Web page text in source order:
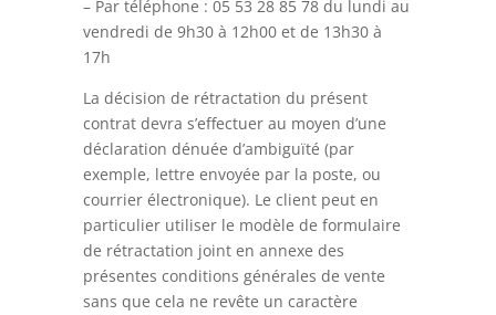
– Par téléphone : 05 53 28 85 78 du lundi au
vendredi de 9h30 à 12h00 et de 13h30 à
17h
La décision de rétractation du présent
contrat devra s’effectuer au moyen d’une
déclaration dénuée d’ambiguïté (par
exemple, lettre envoyée par la poste, ou
courrier électronique). Le client peut en
particulier utiliser le modèle de formulaire
de rétractation joint en annexe des
présentes conditions générales de vente
sans que cela ne revête un caractère